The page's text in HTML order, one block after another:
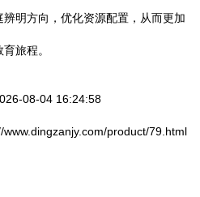
明方向，优化资源配置，从而更加
旅程。
08-04 16:24:58
product/79.html